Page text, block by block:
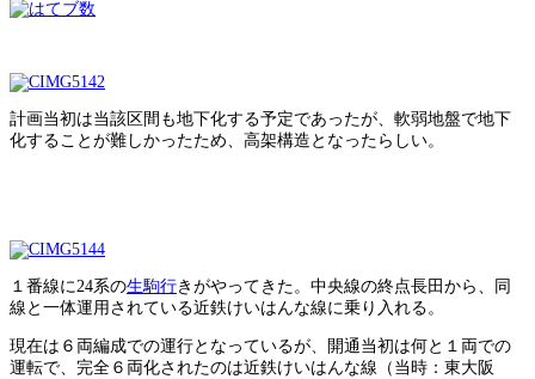
計画当初は当該区間も地下化する予定であったが、軟弱地盤で地下
化することが難しかったため、高架構造となったらしい。
１番線に24系の生駒行きがやってきた。中央線の終点長田から、同
線と一体運用されている近鉄けいはんな線に乗り入れる。
現在は６両編成での運行となっているが、開通当初は何と１両での
運転で、完全６両化されたのは近鉄けいはんな線（当時：東大阪